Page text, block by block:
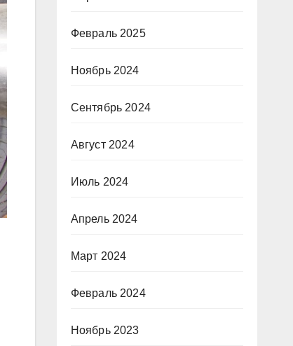
Февраль 2025
Ноябрь 2024
Сентябрь 2024
Август 2024
Июль 2024
Апрель 2024
Март 2024
Февраль 2024
Ноябрь 2023